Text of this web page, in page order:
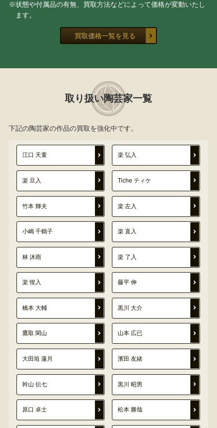
※状態や付属品の有無、買取方法などによって価格が変動いたし
ます。
買取価格一覧を見る
取り扱い陶芸家一覧
下記の陶芸家の作品の買取を強化中です。
江口 天童 楽 弘入
楽 旦入 Tiche ティケ
竹本 輝夫 楽 左入
小嶋 千鶴子 楽 直入
林 沐雨 楽 了入
楽 惺入 藤平 伸
橋本 大輔 黒川 大介
鷹取 閑山 山本 広已
大田垣 蓮月 濱田 友緒
幹山 伝七 黒川 昭男
原口 卓士 松本 勝哉